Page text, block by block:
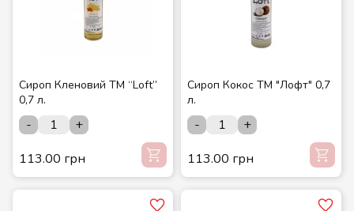
Сироп Кленовий ТМ “Loft”
0,7 л.
-
+
113.00 грн
Сироп Кокос ТМ "Лофт" 0,7
л.
-
+
113.00 грн